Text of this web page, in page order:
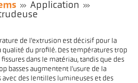
Application
de l'extrusion est décisif pour la
qualité du profilé. Des températures trop
dans le matériau, tandis que des
basses augmentent l'usure de la
des lentilles lumineuses et des